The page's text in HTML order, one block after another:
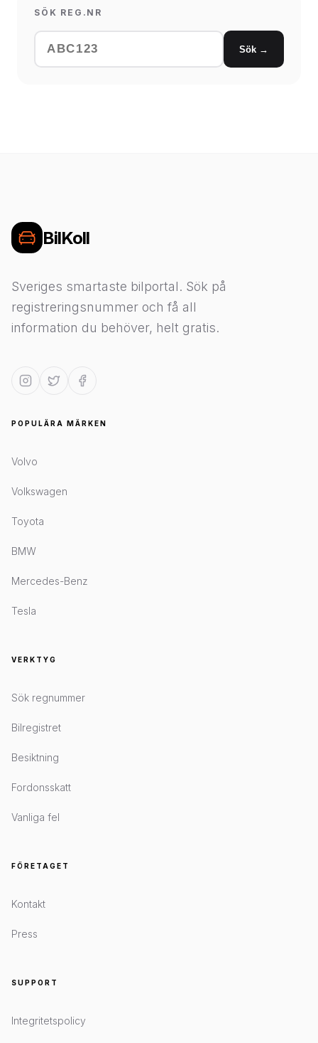
SÖK REG.NR
Sök →
BilKoll
Sveriges smartaste bilportal. Sök på
registreringsnummer och få all
information du behöver, helt gratis.
POPULÄRA MÄRKEN
Volvo
Volkswagen
Toyota
BMW
Mercedes-Benz
Tesla
VERKTYG
Sök regnummer
Bilregistret
Besiktning
Fordonsskatt
Vanliga fel
FÖRETAGET
Kontakt
Press
SUPPORT
Integritetspolicy